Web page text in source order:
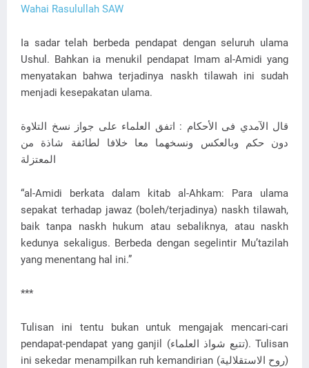
Wahai Rasulullah SAW
Ia sadar telah berbeda pendapat dengan seluruh ulama
Ushul. Bahkan ia menukil pendapat Imam al-Amidi yang
menyatakan bahwa terjadinya naskh tilawah ini sudah
menjadi kesepakatan ulama.
قال الآمدي فى الأحكام : اتفق العلماء على جواز نسخ التلاوة
دون حكم وبالعكس ونسخهما معا خلافا لطائفة شاذة من
المعتزلة
“al-Amidi berkata dalam kitab al-Ahkam: Para ulama
sepakat terhadap jawaz (boleh/terjadinya) naskh tilawah,
baik tanpa naskh hukum atau sebaliknya, atau naskh
kedunya sekaligus. Berbeda dengan segelintir Mu’tazilah
yang menentang hal ini.”
***
Tulisan ini tentu bukan untuk mengajak mencari-cari
pendapat-pendapat yang ganjil (تتبع شواذ العلماء). Tulisan
ini sekedar menampilkan ruh kemandirian (روح الاستقلالية)